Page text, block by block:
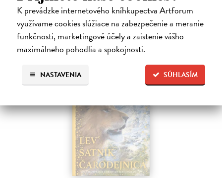
K prevádzke internetového kníhkupectva Artforum
využívame cookies slúžiace na zabezpečenie a meranie
funkčnosti, marketingové účely a zaistenie vášho
maximálneho pohodlia a spokojnosti.
SÚHLASÍM
NASTAVENIA
28,03 €
28,90 €